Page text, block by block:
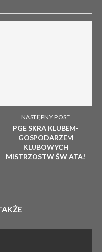
NASTĘPNY POST
PGE SKRA KLUBEM-
GOSPODARZEM
KLUBOWYCH
MISTRZOSTW ŚWIATA!